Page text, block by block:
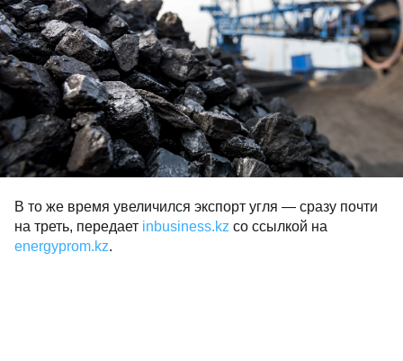
В то же время увеличился экспорт угля — сразу почти
на треть, передает inbusiness.kz со ссылкой на
energyprom.kz.